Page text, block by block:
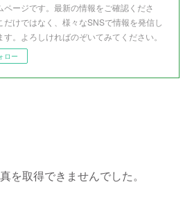
ページです。最新の情報をご確認くださ
だけではなく、様々なSNSで情報を発信し
す。よろしければのぞいてみてください。
ロー
を取得できませんでした。